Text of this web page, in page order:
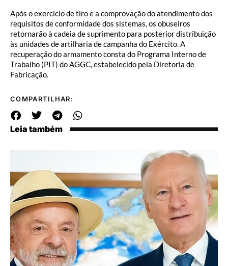
Após o exercício de tiro e a comprovação do atendimento dos
requisitos de conformidade dos sistemas, os obuseiros
retornarão à cadeia de suprimento para posterior distribuição
às unidades de artilharia de campanha do Exército. A
recuperação do armamento consta do Programa Interno de
Trabalho (PIT) do AGGC, estabelecido pela Diretoria de
Fabricação.
COMPARTILHAR:
Leia também